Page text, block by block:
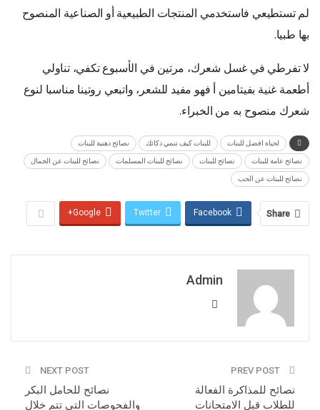
لم تستطيعي فاستخدمي المنتجات الطبيعية أو الصناعية المنصوح
بها طبيا.
لا تفرطي في غسل شعرك، مرتين في الأسبوع تكفي، تناولي
أطعمة غنية بفيتامين أ فهو مفيد للشعر، واتبعي روتينا مناسبا لنوع
شعرك منصوح به من الخبراء.
لحياة افضل للبنات للبنات كيف تنمي ذكائك نصائح ذهنية للبنات
نصائح عامة للبنات نصائح للبنات نصائح للبنات المسلمات نصائح للبنات عن الجمال
نصائح للبنات عن الحب
Share
Facebook
Twitter
Google+
Admin
نصائح للمذاكرة الفعالة
للطلاب قبل الامتحانات
NEXT POST
نصائح للحامل البكر
والفحوصات التي تتم خلال